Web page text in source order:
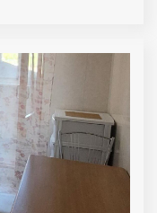
чисті під'їзди і
вікна та
який час.